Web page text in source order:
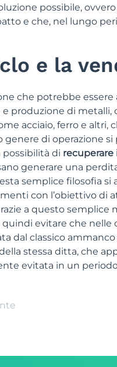
possibile,
e che, nel lungo
e la
che potrebbe
e produzione di
acciaio, ferro e
genere di operazione
possibilità di
generare una
semplice filosofia si
con l’obiettivo di
a questo semplice
evitare che nelle
dal classico
stessa ditta, che
evitata in un